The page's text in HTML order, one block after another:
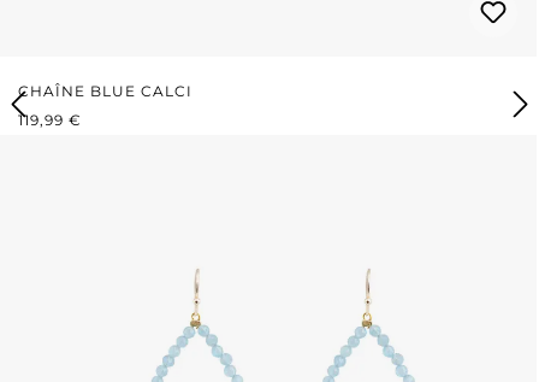
CHAÎNE BLUE CALCI
PRIX RÉGULIER :
119,99 €